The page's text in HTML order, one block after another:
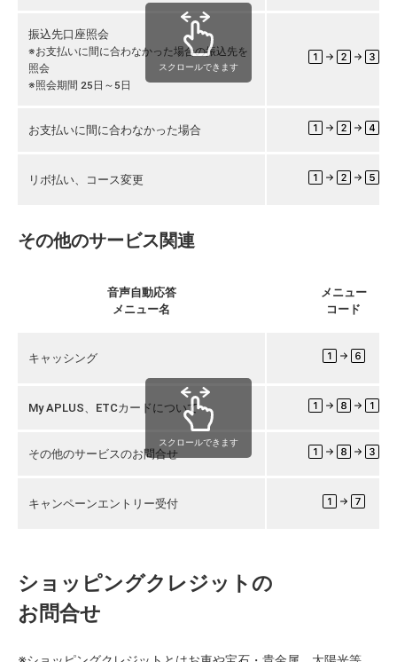
振込先口座照会
※お支払いに間に合わなかった場合の振込先を
照会
※照会期間 25日～5日
お支払いに間に合わなかった場合
リボ払い、コース変更
スクロールできます
その他のサービス関連
音声自動応答
メニュー名
メニュー
コード
キャッシング
My APLUS、ETCカードについて
その他のサービスのお問合せ
キャンペーンエントリー受付
スクロールできます
ショッピングクレジットの
お問合せ